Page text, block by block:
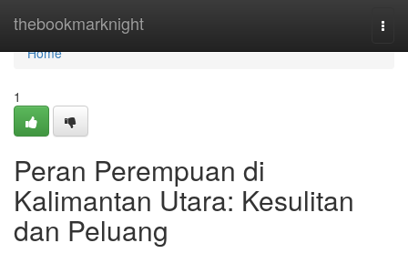
thebookmarknight
Home
Home
1
Peran Perempuan di
Kalimantan Utara: Kesulitan
dan Peluang